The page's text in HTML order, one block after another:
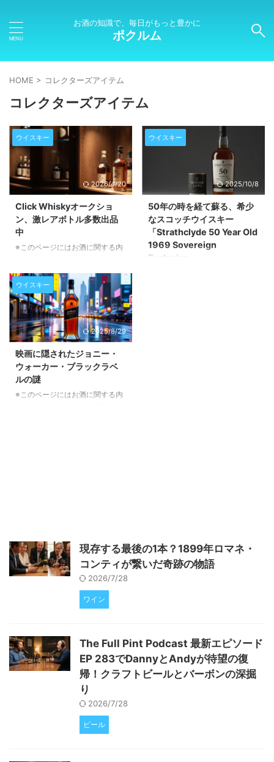
お酒の知識で、毎日がもっと豊かに
ポクルム
HOME > コレクターズアイテム
コレクターズアイテム
ウイスキー
2026/4/20
Click Whiskyオークショ
ン、激レアボトル多数出品
中
※このページにはお酒に関する内
の閲覧・購入は禁止されていま
す。 この記事では、Click
Whisky Auctionsで開催中の4月
オークションの締め切りが本日で
あることをお伝えします。特に注
目すべきアイテムや、入札を検討
されている方への情報を提供しま
す。 オークション終了間近！見
逃せない逸品たち Click Whisky
Auctionsの4月オークションが、
いよいよ本日終了を迎えます。ま
ウイスキー
2025/10/8
50年の時を経て蘇る、希少
なスコッチウイスキー
「Strathclyde 50 Year Old
1969 Sovereign
Exclusive」
ウイスキー
2025/8/29
映画に隠されたジョニー・
ウォーカー・ブラックラベ
ルの謎
※このページにはお酒に関する内
輝き、観客の目に残ります。この
シーンは、作品のディストピア的
な雰囲気と対照的に、上質なウイ
スキーという現実的な要素を加え
ていると言えるでしょう。映画が
現存する最後の1本？1899年ロマネ・
コンティが繋いだ奇跡の物語
2026/7/28
ワイン
The Full Pint Podcast 最新エピソード
EP 283でDannyとAndyが待望の復
帰！クラフトビールとバーボンの深掘
り
2026/7/28
ビール